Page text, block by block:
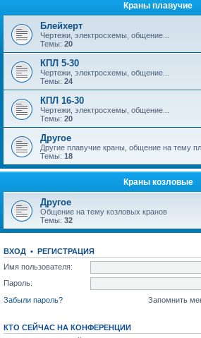
Краны плавучие
Блейхерт
Чертежи, электросхемы, общение...
Темы: 20
КПЛ 5-30
Чертежи, электросхемы, общение...
Темы: 24
КПЛ 16-30
Чертежи, электросхемы, общение...
Темы: 20
Другое
Другие плавучие краны, общение на тему
Темы: 18
Краны козловые
Другое
Общение на тему козловых кранов
Темы: 32
ВХОД • РЕГИСТРАЦИЯ
Имя пользователя:
Пароль:
Забыли пароль?
Запомнить
КТО СЕЙЧАС НА КОНФЕРЕНЦИИ